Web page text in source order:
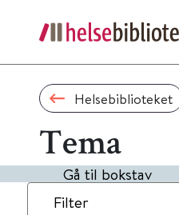
Helsebiblioteket
Tema
Gå til bokstav
Filter